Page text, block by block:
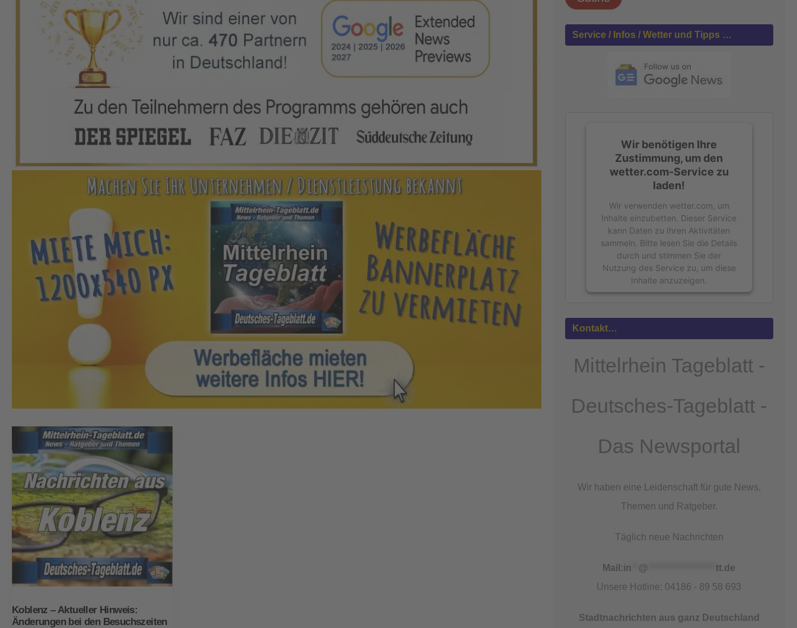
Koblenz – Aktueller Hinweis:
Änderungen bei den Besuchszeiten
h
n
Service / Infos / Wetter und Tipps …
Wir benötigen Ihre
Zustimmung, um den
wetter.com-Service zu
laden!
Wir verwenden wetter.com, um
Inhalte einzubetten. Dieser Service
kann Daten zu Ihren Aktivitäten
sammeln. Bitte lesen Sie die Details
durch und stimmen Sie der
Nutzung des Service zu, um diese
Inhalte anzuzeigen.
Informationen
Akzeptieren
powered byUsercentrics Consent
Management Platform&eRecht24
Kontakt…
Mittelrhein Tageblatt -
Deutsches-Tageblatt -
Das Newsportal
Wir haben eine Leidenschaft für gute News,
Themen und Ratgeber.
Täglich neue Nachrichten
Mail:in @ *******************tt.de
Unsere Hotline: 04186 - 89 58 693
Stadtnachrichten aus ganz Deutschland